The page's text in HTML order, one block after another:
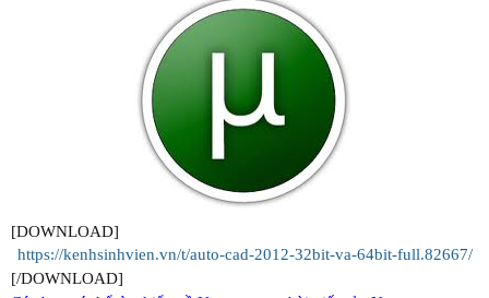
[DOWNLOAD]
https://kenhsinhvien.vn/t/auto-cad-2012-32bit-va-64bit-full.82667/​
[/DOWNLOAD]